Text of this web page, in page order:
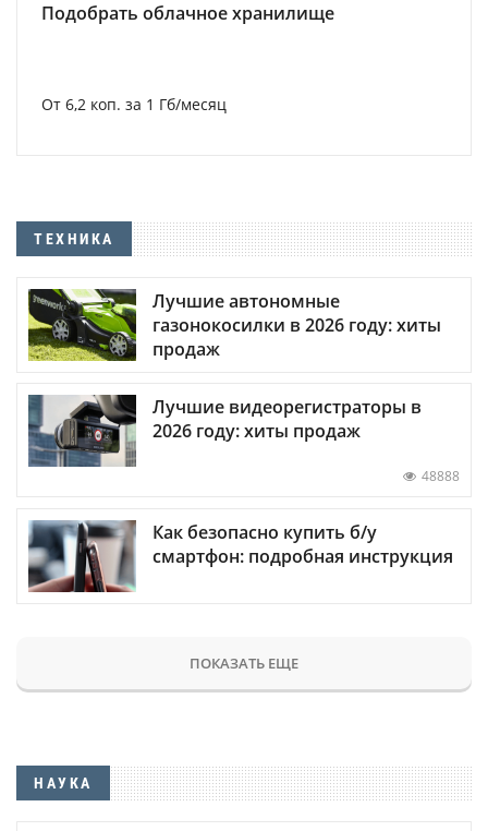
Подобрать облачное хранилище
От 6,2 коп. за 1 Гб/месяц
ТЕХНИКА
Лучшие автономные
газонокосилки в 2026 году: хиты
продаж
Лучшие видеорегистраторы в
2026 году: хиты продаж
48888
Как безопасно купить б/у
смартфон: подробная инструкция
ПОКАЗАТЬ ЕЩЕ
НАУКА